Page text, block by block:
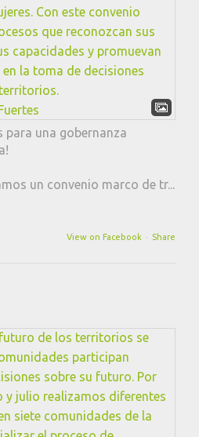
para una gobernanza
un convenio marco de tr...
View on Facebook · Share